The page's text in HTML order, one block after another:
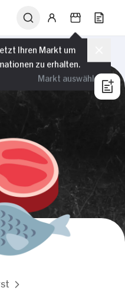
Ihren Markt um
zu erhalten.
Markt auswählen